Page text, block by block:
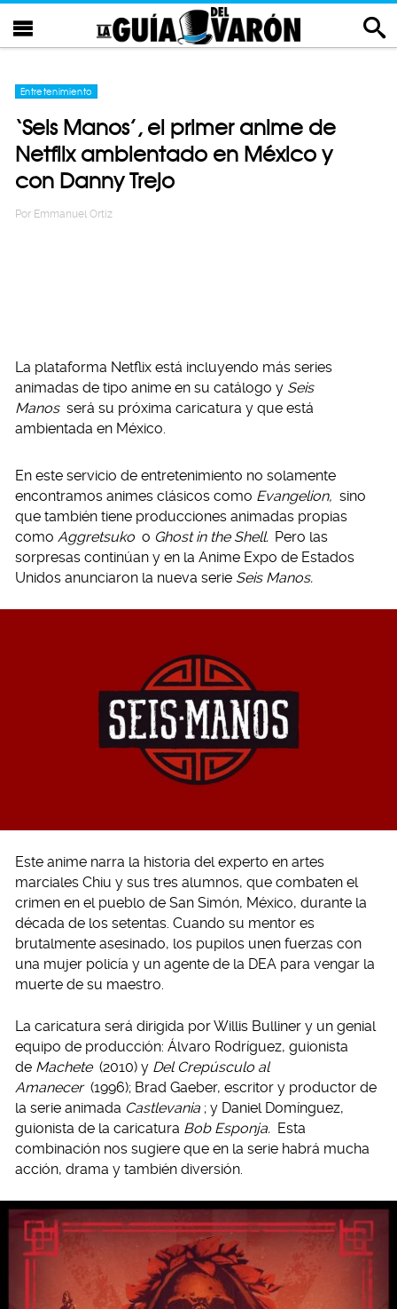
Entretenimiento
‘Seis Manos’, el primer anime de
Netflix ambientado en México y
con Danny Trejo
Por Emmanuel Ortiz
La plataforma Netflix está incluyendo más series
animadas de tipo anime en su catálogo y Seis
Manos será su próxima caricatura y que está
ambientada en México.
En este servicio de entretenimiento no solamente
encontramos animes clásicos como Evangelion, sino
que también tiene producciones animadas propias
como Aggretsuko o Ghost in the Shell. Pero las
sorpresas continúan y en la Anime Expo de Estados
Unidos anunciaron la nueva serie Seis Manos.
Este anime narra la historia del experto en artes
marciales Chiu y sus tres alumnos, que combaten el
crimen en el pueblo de San Simón, México, durante la
década de los setentas. Cuando su mentor es
brutalmente asesinado, los pupilos unen fuerzas con
una mujer policía y un agente de la DEA para vengar la
muerte de su maestro.
La caricatura será dirigida por Willis Bulliner y un genial
equipo de producción: Álvaro Rodríguez, guionista
de Machete (2010) y Del Crepúsculo al
Amanecer (1996); Brad Gaeber, escritor y productor de
la serie animada Castlevania ; y Daniel Domínguez,
guionista de la caricatura Bob Esponja. Esta
combinación nos sugiere que en la serie habrá mucha
acción, drama y también diversión.